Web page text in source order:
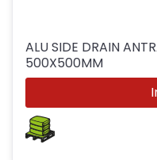
ALU SIDE DRAIN
500X500MM